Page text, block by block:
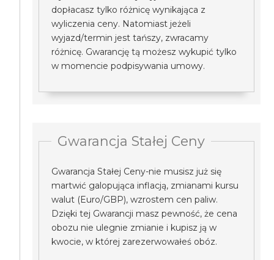
dopłacasz tylko różnicę wynikająca z
wyliczenia ceny. Natomiast jeżeli
wyjazd/termin jest tańszy, zwracamy
różnicę. Gwarancję tą możesz wykupić tylko
w momencie podpisywania umowy.
Gwarancja Stałej Ceny
Gwarancja Stałej Ceny-nie musisz już się
martwić galopująca inflacją, zmianami kursu
walut (Euro/GBP), wzrostem cen paliw.
Dzięki tej Gwarancji masz pewność, że cena
obozu nie ulegnie zmianie i kupisz ją w
kwocie, w której zarezerwowałeś obóz.